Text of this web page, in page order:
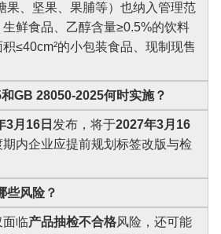
果、坚果、果脯等）也纳入管理范
鲜食品、乙醇含量≥0.5%的饮料
≤40cm²的小包装食品、现制现售
GB 28050-2025何时实施？
3月16日 发布，将于2027年3月16
内企业应提前规划标签改版与检
些风险？
临产品抽检不合格风险，还可能